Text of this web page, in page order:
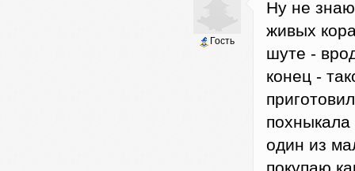
Гость
Ну не
живых
шуте -
конец -
один из